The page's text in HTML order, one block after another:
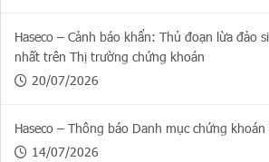
Haseco – Cảnh báo khẩn: Thủ đoạn lừa đảo
nhất trên Thị trường chứng khoán
20/07/2026
Haseco – Thông báo Danh mục chứng
14/07/2026